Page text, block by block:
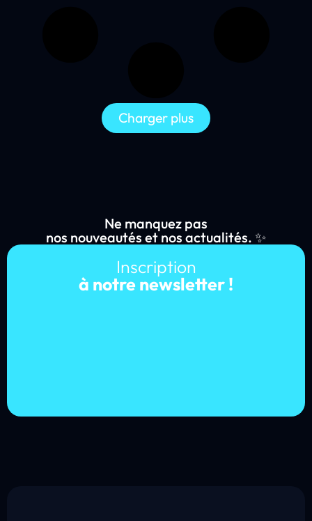
Charger plus
Ne manquez pas
nos nouveautés et nos actualités. ✨
Inscription
à notre newsletter !